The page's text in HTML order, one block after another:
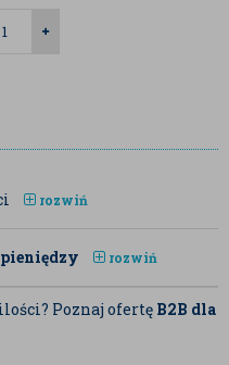
rozwiń
rozwiń
Poznaj ofertę B2B dla